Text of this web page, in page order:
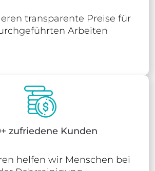
transparente Preise für
Arbeiten
zufriedene Kunden
helfen wir Menschen bei